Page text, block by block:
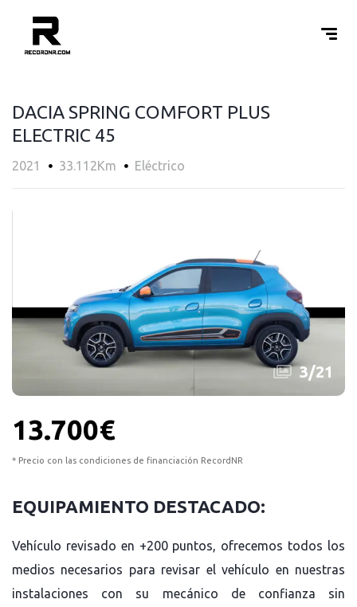
DACIA SPRING COMFORT PLUS
ELECTRIC 45
2021 33.112Km Eléctrico
3/21
13.700€
* Precio con las condiciones de financiación RecordNR
EQUIPAMIENTO DESTACADO:
Vehículo revisado en +200 puntos, ofrecemos todos los
medios necesarios para revisar el vehículo en nuestras
instalaciones con su mecánico de confianza sin